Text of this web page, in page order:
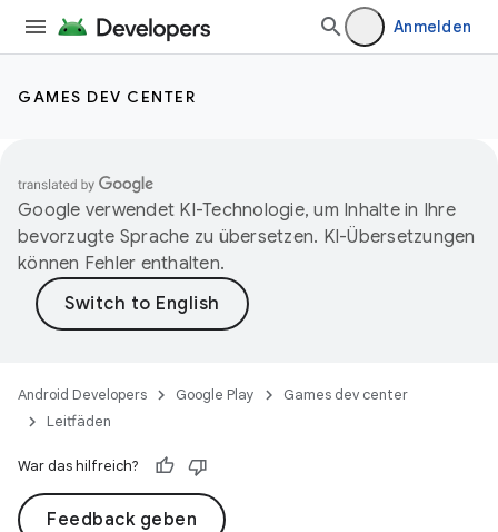
Anmelden
GAMES DEV CENTER
Google verwendet KI-Technologie, um Inhalte in Ihre
bevorzugte Sprache zu übersetzen. KI-Übersetzungen
können Fehler enthalten.
Android Developers Google Play
Games dev center
Leitfäden
War das hilfreich?
Feedback geben